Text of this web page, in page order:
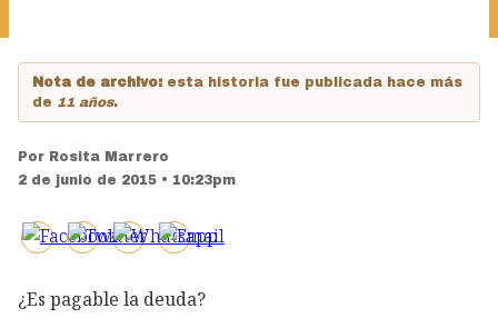
Nota de archivo: esta historia fue publicada hace más
de 11 años.
Por Rosita Marrero
2 de junio de 2015 • 10:23pm
¿Es pagable la deuda?